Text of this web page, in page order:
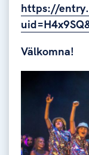
https://
Välkomna!